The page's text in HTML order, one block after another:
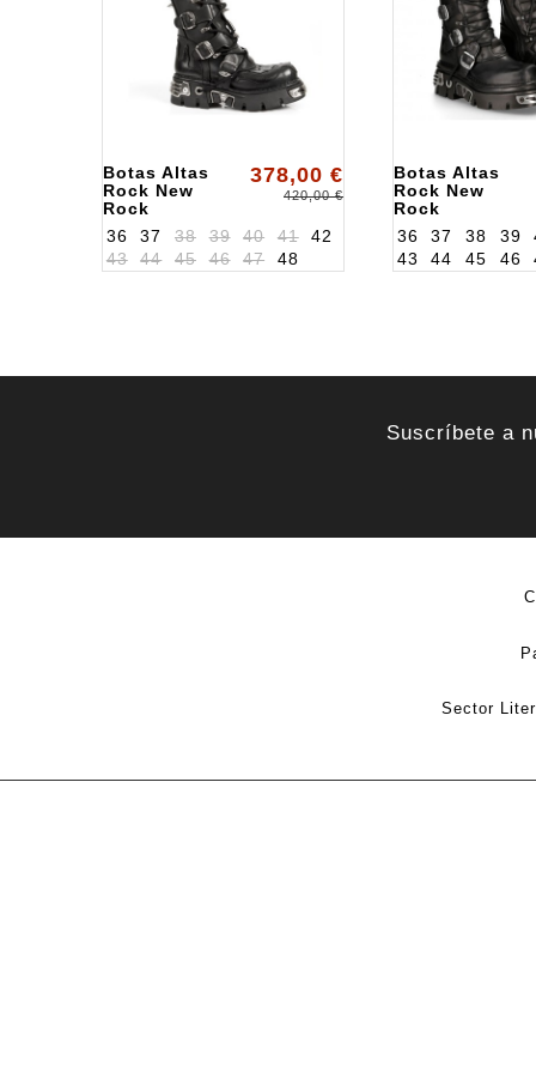
Botas Altas
Rock New
Rock
ALK161S1
378,00 €
420,00 €
36 37 38 39 40 41
42
43
44 45 46 47 48
Botas Altas
Rock New
Rock
ALK272S1
36 37 38 39
43
44 45 46
Suscríbete a
Sector